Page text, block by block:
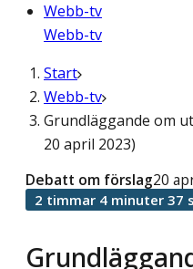
Webb-tv
Webb-tv
Start
Webb-tv
Grundläggande om
20 april 2023)
Debatt om förslag20
2 timmar 4 minuter 37